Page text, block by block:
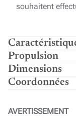
souhaitent
Propulsion
Dimensions
Coordonnées
AVERTISSEMENT